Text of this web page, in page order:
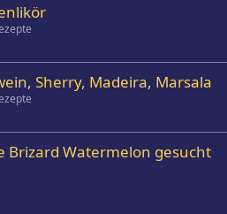
Sherry, Madeira, Marsala
Brizard Watermelon gesucht